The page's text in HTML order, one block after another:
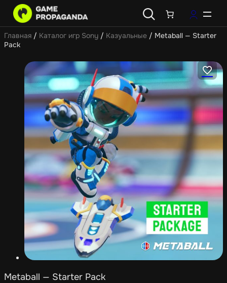
Главная / Каталог игр Sony / Казуальные / Metaball — Starter
Pack
Metaball — Starter Pack